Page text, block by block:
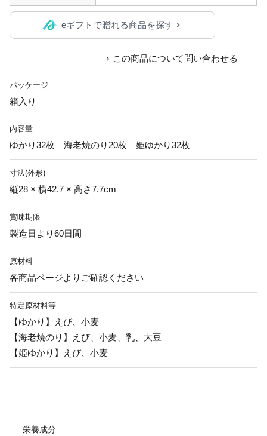
eギフトで贈れる商品を探す
この商品について問い合わせる
パッケージ
箱入り
内容量
ゆかり32枚 海老焼のり20枚 姫ゆかり32枚
寸法(外形)
縦28 × 横42.7 × 高さ7.7cm
賞味期限
製造日より60日間
原材料
各商品ページよりご確認ください
特定原材料等
【ゆかり】えび、小麦
【海老焼のり】えび、小麦、乳、大豆
【姫ゆかり】えび、小麦
栄養成分